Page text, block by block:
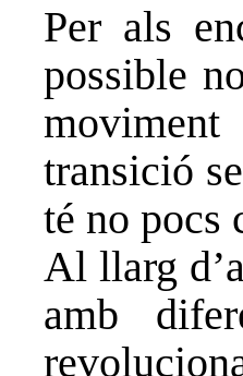
Per als
possible
transició
té no pocs
Al llarg
amb